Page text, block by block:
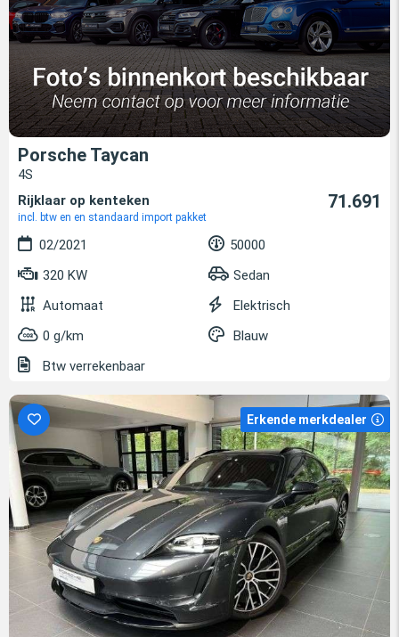
Porsche Taycan
4S
Rijklaar op kenteken
incl. btw en en standaard import pakket
71.691
02/2021
50000
320 KW
Sedan
Automaat
Elektrisch
0 g/km
Blauw
Btw verrekenbaar
Erkende merkdealer